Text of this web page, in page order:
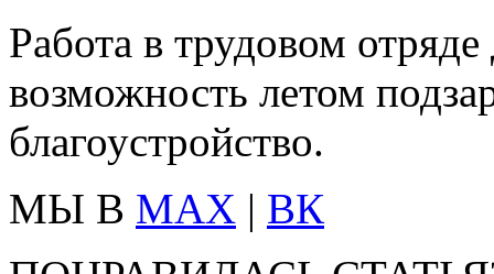
Работа в трудовом
возможность летом
благоустройство.
МЫ В MAX | ВК